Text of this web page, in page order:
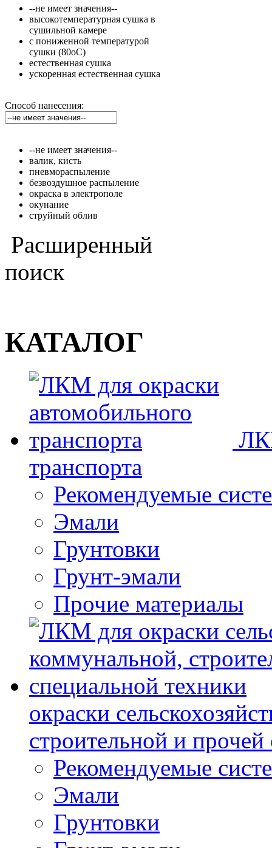
--не имеет значения--
высокотемпературная сушка в
сушильной камере
с пониженной температурой
сушки (80оС)
естественная сушка
ускоренная естественная сушка
Способ нанесения:
--не имеет значения--
валик, кисть
пневмораспыление
безвоздушное распыление
окраска в электрополе
окунание
струйный облив
Расширенный
поиск
КАТАЛОГ
транспорта
Рекомендуемые
Эмали
Грунтовки
Грунт-эмали
Прочие материалы
окраски
строительной и
Рекомендуемые
Эмали
Грунтовки